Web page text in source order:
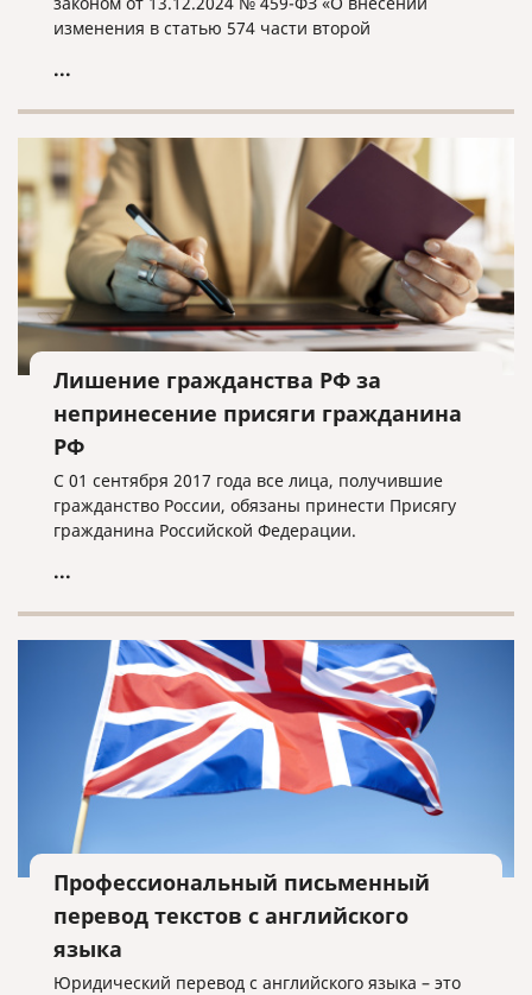
изменения в статью 574 части второй
...
Лишение гражданства РФ за
непринесение присяги гражданина
РФ
С 01 сентября 2017 года все лица, получившие
гражданство России, обязаны принести Присягу
гражданина Российской Федерации.
...
Профессиональный письменный
перевод текстов с английского
языка
Юридический перевод с английского языка – это